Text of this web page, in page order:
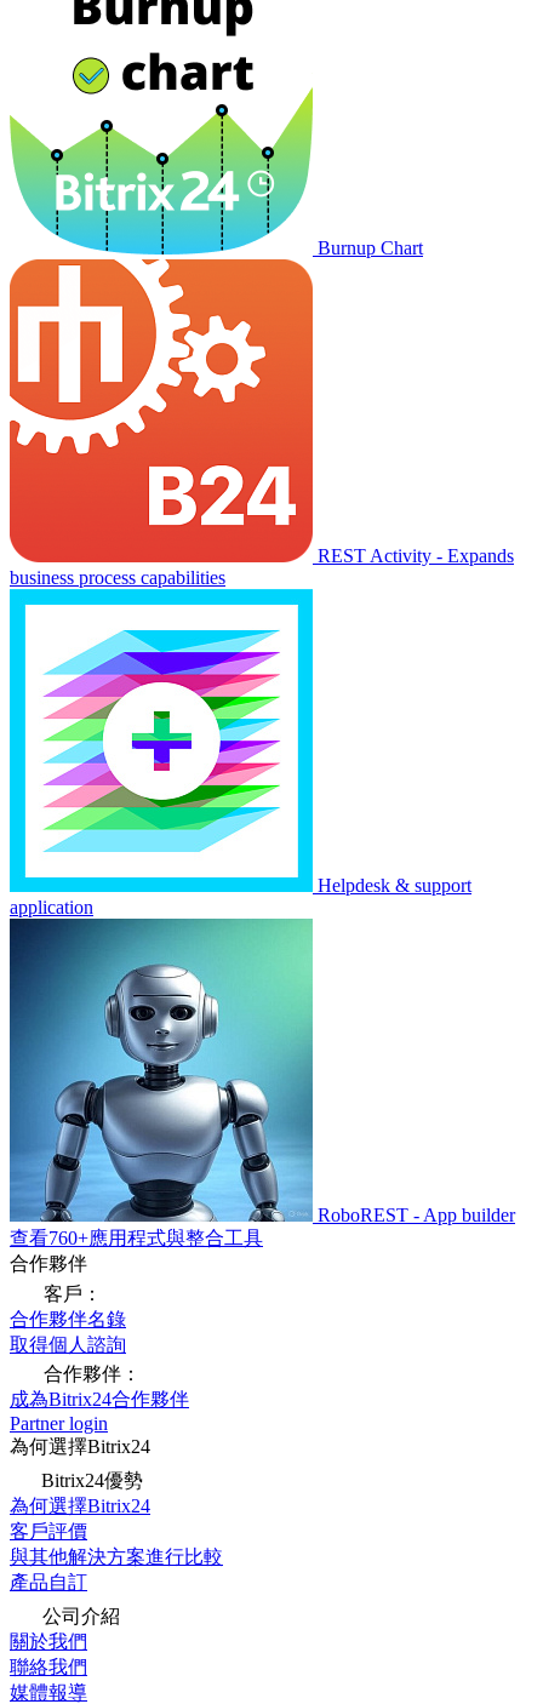
Burnup Chart
REST Activity - Expands
business process capabilities
Helpdesk & support
application
RoboREST - App builder
查看760+應用程式與整合工具
合作夥伴
客戶：
合作夥伴名錄
取得個人諮詢
合作夥伴：
成為Bitrix24合作夥伴
Partner login
為何選擇Bitrix24
Bitrix24優勢
為何選擇Bitrix24
客戶評價
與其他解決方案進行比較
產品自訂
公司介紹
關於我們
聯絡我們
媒體報導